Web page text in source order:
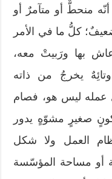
منحطٌّ أو متآمرٌ أو
كلُّ ما في الأمر
بها ورَبيتْ معه،
يخرجُ من ذاته
عمله ليس هو، فصام
صغيرٍ مشوّهٍ يدور
العمل ولا شكل
أو مساحة المؤسّسة